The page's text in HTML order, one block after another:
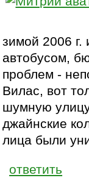
зимой 2006 г.
автобусом,
проблем -
Вилас, вот
шумную
джайнские
лица были
ответить